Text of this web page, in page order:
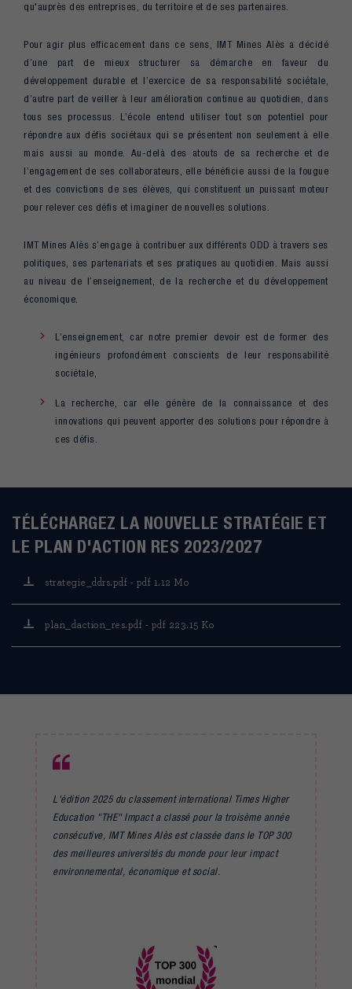
qu'auprès des entreprises, du territoire et de ses partenaires.
Pour agir plus efficacement dans ce sens, IMT Mines Alès a décidé
d’une part de mieux structurer sa démarche en faveur du
développement durable et l’exercice de sa responsabilité sociétale,
d’autre part de veiller à leur amélioration continue au quotidien, dans
tous ses processus. L’école entend utiliser tout son potentiel pour
répondre aux défis sociétaux qui se présentent non seulement à elle
mais aussi au monde. Au-delà des atouts de sa recherche et de
l’engagement de ses collaborateurs, elle bénéficie aussi de la fougue
et des convictions de ses élèves, qui constituent un puissant moteur
pour relever ces défis et imaginer de nouvelles solutions.
IMT Mines Alès s’engage à contribuer aux différents ODD à travers ses
politiques, ses partenariats et ses pratiques au quotidien. Mais aussi
au niveau de l’enseignement, de la recherche et du développement
économique.
L’enseignement, car notre premier devoir est de former des
ingénieurs profondément conscients de leur responsabilité
sociétale,
La recherche, car elle génère de la connaissance et des
innovations qui peuvent apporter des solutions pour répondre à
ces défis.
TÉLÉCHARGEZ LA NOUVELLE STRATÉGIE ET
LE PLAN D'ACTION RES 2023/2027
strategie_ddrs.pdf - pdf 1.12 Mo
plan_daction_res.pdf - pdf 223.15 Ko
L'édition 2025 du classement international Times Higher
Education "THE" Impact a classé pour la troisème année
consécutive, IMT Mines Alès est classée dans le TOP 300
des meilleures universités du monde pour leur impact
environnemental, économique et social.